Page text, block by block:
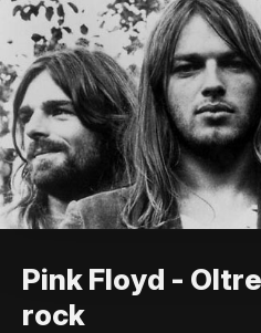
Pink Floyd -
rock